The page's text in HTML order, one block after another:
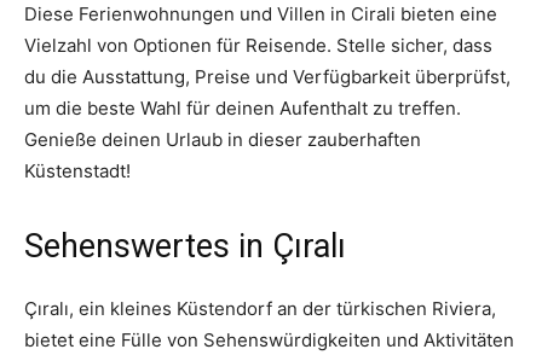
Diese Ferienwohnungen und Villen in Cirali bieten eine
Vielzahl von Optionen für Reisende. Stelle sicher, dass
du die Ausstattung, Preise und Verfügbarkeit überprüfst,
um die beste Wahl für deinen Aufenthalt zu treffen.
Genieße deinen Urlaub in dieser zauberhaften
Küstenstadt!
Sehenswertes in Çıralı
Çıralı, ein kleines Küstendorf an der türkischen Riviera,
bietet eine Fülle von Sehenswürdigkeiten und Aktivitäten